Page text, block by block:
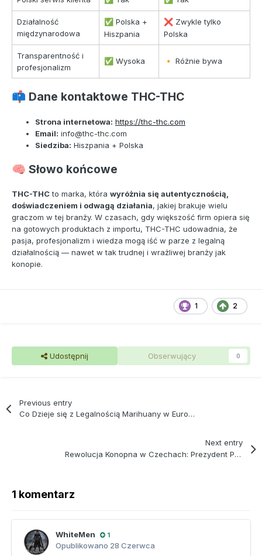
Działalność
międzynarodowa
✅ Polska +
Hiszpania
❌ Zwykle tylko
Polska
Transparentność i
profesjonalizm
✅ Wysoka 🔸 Różnie bywa
📫 Dane kontaktowe THC-THC
Strona internetowa: https://thc-thc.com
Email: info@thc-thc.com
Siedziba: Hiszpania + Polska
🧠 Słowo końcowe
THC-THCto marka, która wyróżnia się autentycznością,
doświadczeniem i odwagą działania, jakiej brakuje wielu
graczom w tej branży. W czasach, gdy większość firm opiera się
na gotowych produktach z importu, THC-THC udowadnia, że
pasja, profesjonalizm i wiedza mogą iść w parze z legalną
działalnością — nawet w tak trudnej i wrażliwej branży jak
konopie.
1 2
Udostępnij Obserwujący 0
Previous entry
Co Dzieje się z Legalnością Marihuany w Europie? Podsumowanie Prawa w 2025r
Next entry
Rewolucja Konopna w Czechach: Prezydent Podpisuje Ustawę Legalizującą Marihuanę Jeszcze Szerzej
1 komentarz
WhiteMen 1
Opublikowano 28 Czerwca